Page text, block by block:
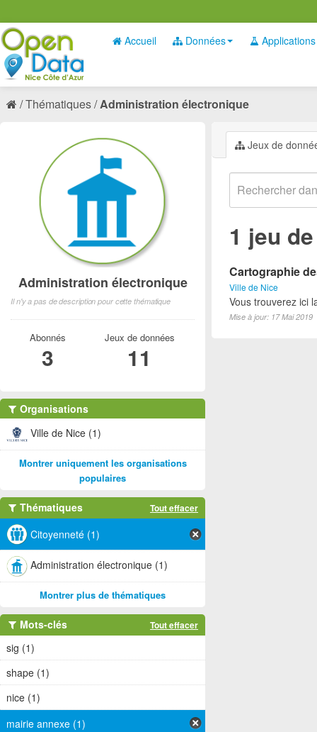
Accueil Données Applications
Thématiques Administration électronique
Jeux de
1 jeu
Cartographie
Ville de Nice
Vous trouverez ici
Mise à jour: 17 Mai 2019
Administration électronique
Il n'y a pas de description pour cette thématique
Abonnés
3
Jeux de données
11
Organisations
Ville de Nice (1)
Montrer uniquement les organisations
populaires
Thématiques Tout effacer
Citoyenneté (1)
Administration électronique (1)
Montrer plus de thématiques
Mots-clés Tout effacer
sig (1)
shape (1)
nice (1)
mairie annexe (1)